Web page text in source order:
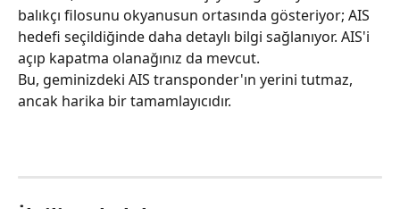
balıkçı filosunu okyanusun ortasında gösteriyor; AIS
hedefi seçildiğinde daha detaylı bilgi sağlanıyor. AIS'i
açıp kapatma olanağınız da mevcut.
Bu, geminizdeki AIS transponder'ın yerini tutmaz,
ancak harika bir tamamlayıcıdır.